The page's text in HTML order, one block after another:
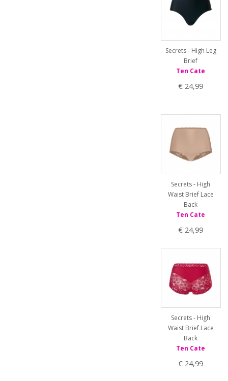
Secrets - High Leg
Brief
Ten Cate
€ 24,99
Secrets - High
Waist Brief Lace
Back
Ten Cate
€ 24,99
Secrets - High
Waist Brief Lace
Back
Ten Cate
€ 24,99